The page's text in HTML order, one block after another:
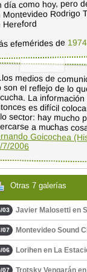
día como hoy, pero
Montevideo Rodrigo
Hereford
efemérides de 1974
medios de
son el reflejo de
La
es difícil
sector: hay mucho
a muchas
Goicochea
7/2006
Otras 7 galerías
03 Javier Malosetti en
07 Montevideo Sound
06 Lorihen en La
07 Trotsky Vengarán en